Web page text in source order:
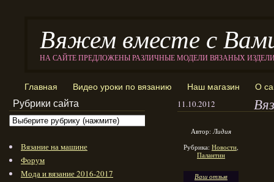
Вяжем вместе с
НА САЙТЕ ПРЕДЛОЖЕНЫ РАЗЛИЧНЫЕ МОДЕЛИ ВЯЗАНЫХ
Главная Видео уроки по вязанию Наш магазин О
11.10.2012
Автор:Лидия
Рубрика: Новости,
Палантин
Ваш отзыв
Рубрики сайта
Вязание на машине
Форум
Мода и вязание 2016-2017